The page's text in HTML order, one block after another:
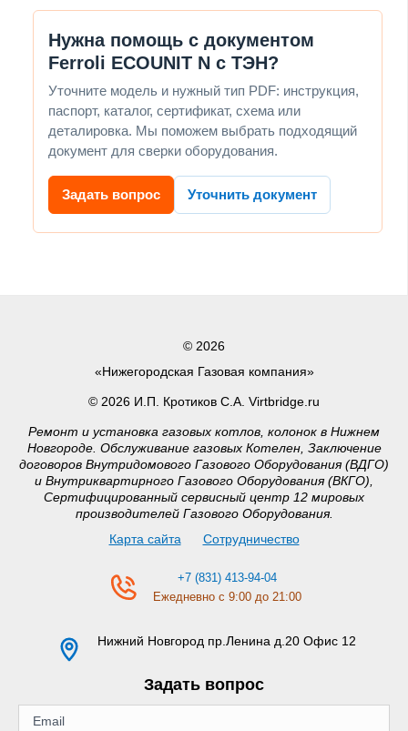
Нужна помощь с документом
Ferroli ECOUNIT N с ТЭН?
Уточните модель и нужный тип PDF: инструкция,
паспорт, каталог, сертификат, схема или
деталировка. Мы поможем выбрать подходящий
документ для сверки оборудования.
Задать вопрос Уточнить документ
© 2026
«Нижегородская Газовая компания»
© 2026 И.П. Кротиков С.А. Virtbridge.ru
Ремонт и установка газовых котлов, колонок в Нижнем
Новгороде. Обслуживание газовых Котелен, Заключение
договоров Внутридомового Газового Оборудования (ВДГО)
и Внутриквартирного Газового Оборудования (ВКГО),
Сертифицированный сервисный центр 12 мировых
производителей Газового Оборудования.
Карта сайта
Сотрудничество
+7 (831) 413-94-04
Ежедневно с 9:00 до 21:00
Нижний Новгород пр.Ленина д.20 Офис 12
Задать вопрос